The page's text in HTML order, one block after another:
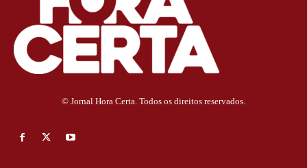
© Jornal Hora Certa. Todos os direitos reservados.